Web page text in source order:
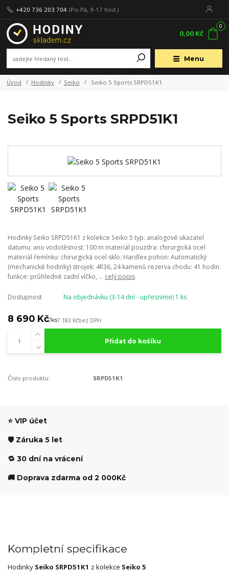
Menu
+420 736 203 704 (Po-Pá, 9-17 hod.)
0
0,00 Kč
Úvod Hodinky Seiko Seiko 5 Sports SRPD51K1
Seiko 5 Sports SRPD51K1
Hodinky Seiko SRPD51K1 z kolekce Seiko 5 typ: analogové ukazatel
datumu: ano vodotěsnost: 100 m materiál pouzdra: chirurgická ocel
materiál řemínku: chirurgická ocel sklo: Hardlex pohon: Automatický
(mechanické hodinky) strojek: 4R36, 24 kamenů rezerva chodu: 41 hodin
funkce: průhledné zadní víčko, ... celý popis
Dostupnost Na objednávku (3-14 dní - upřesníme) 1 ks
8 690 Kč/ks7 182 Kčbez DPH
Přidat do košíku
Číslo produktu: SRPD51K1
⭐ VIP účet
🛡️ Záruka 5 let
🔁 30 dní na vrácení
🚚 Doprava zdarma od 2 000Kč
Kompletní specifikace
Hodinky Seiko SRPD51K1 z kolekce Seiko 5